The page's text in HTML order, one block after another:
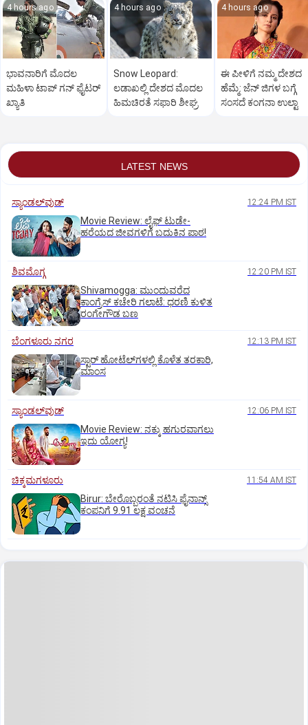
4 hours ago
ಭಾವನಾರಿಗೆ ಮೊದಲ
ಮಹಿಳಾ ಟಾಪ್‌ ಗನ್‌ ಫೈಟರ್‌
ಖ್ಯಾತಿ
4 hours ago
Snow Leopard:
ಲಡಾಖಲ್ಲಿ ದೇಶದ ಮೊದಲ
ಹಿಮಚಿರತೆ ಸಫಾರಿ ಶೀಘ್ರ
4 hours ago
ಈ ಪೀಳಿಗೆ ನಮ್ಮ ದೇಶದ
ಹೆಮ್ಮೆ: ಜೆನ್‌ ಜಿಗಳ ಬಗ್ಗೆ
ಸಂಸದೆ ಕಂಗನಾ ಉಲ್ಟಾ
LATEST NEWS
ಸ್ಯಾಂಡಲ್‌ವುಡ್‌ 12:24 PM IST
Movie Review: ಲೈಫ್‌ ಟುಡೇ-
ಹರೆಯದ ಜೀವಗಳಿಗೆ ಬದುಕಿನ ಪಾಠ!
ಶಿವಮೊಗ್ಗ 12:20 PM IST
Shivamogga: ಮುಂದುವರೆದ
ಕಾಂಗ್ರೆಸ್ ಕಚೇರಿ ಗಲಾಟೆ: ಧರಣಿ ಕುಳಿತ
ರಂಗೇಗೌಡ ಬಣ
ಬೆಂಗಳೂರು ನಗರ 12:13 PM IST
ಸ್ಟಾರ್‌ ಹೋಟೆಲ್‌ಗ‌ಳಲ್ಲಿ ಕೊಳೆತ ತರಕಾರಿ,
ಮಾಂಸ
ಸ್ಯಾಂಡಲ್‌ವುಡ್‌ 12:06 PM IST
Movie Review: ನಕ್ಕು ಹಗುರವಾಗಲು
ಇದು ಯೋಗ್ಯ!
ಚಿಕ್ಕಮಗಳೂರು 11:54 AM IST
Birur: ಬೇರೊಬ್ಬರಂತೆ ನಟಿಸಿ ಫೈನಾನ್ಸ್
ಕಂಪನಿಗೆ 9.91 ಲಕ್ಷ ವಂಚನೆ